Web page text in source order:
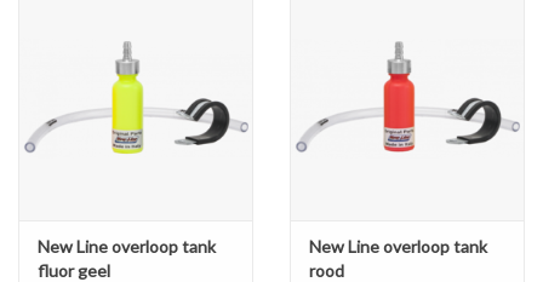
New Line overloop tank
fluor geel
New Line overloop tank
rood